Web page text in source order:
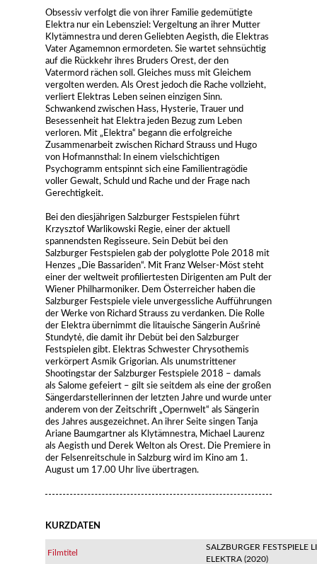
Obsessiv verfolgt die von ihrer Familie gedemütigte
Elektra nur ein Lebensziel: Vergeltung an ihrer Mutter
Klytämnestra und deren Geliebten Aegisth, die Elektras
Vater Agamemnon ermordeten. Sie wartet sehnsüchtig
auf die Rückkehr ihres Bruders Orest, der den
Vatermord rächen soll. Gleiches muss mit Gleichem
vergolten werden. Als Orest jedoch die Rache vollzieht,
verliert Elektras Leben seinen einzigen Sinn.
Schwankend zwischen Hass, Hysterie, Trauer und
Besessenheit hat Elektra jeden Bezug zum Leben
verloren. Mit „Elektra“ begann die erfolgreiche
Zusammenarbeit zwischen Richard Strauss und Hugo
von Hofmannsthal: In einem vielschichtigen
Psychogramm entspinnt sich eine Familientragödie
voller Gewalt, Schuld und Rache und der Frage nach
Gerechtigkeit.
Bei den diesjährigen Salzburger Festspielen führt
Krzysztof Warlikowski Regie, einer der aktuell
spannendsten Regisseure. Sein Debüt bei den
Salzburger Festspielen gab der polyglotte Pole 2018 mit
Henzes „Die Bassariden“. Mit Franz Welser-Möst steht
einer der weltweit profiliertesten Dirigenten am Pult der
Wiener Philharmoniker. Dem Österreicher haben die
Salzburger Festspiele viele unvergessliche Aufführungen
der Werke von Richard Strauss zu verdanken. Die Rolle
der Elektra übernimmt die litauische Sängerin Aušrinė
Stundytė, die damit ihr Debüt bei den Salzburger
Festspielen gibt. Elektras Schwester Chrysothemis
verkörpert Asmik Grigorian. Als unumstrittener
Shootingstar der Salzburger Festspiele 2018 – damals
als Salome gefeiert – gilt sie seitdem als eine der großen
Sängerdarstellerinnen der letzten Jahre und wurde unter
anderem von der Zeitschrift „Opernwelt“ als Sängerin
des Jahres ausgezeichnet. An ihrer Seite singen Tanja
Ariane Baumgartner als Klytämnestra, Michael Laurenz
als Aegisth und Derek Welton als Orest. Die Premiere in
der Felsenreitschule in Salzburg wird im Kino am 1.
August um 17.00 Uhr live übertragen.
KURZDATEN
Filmtitel
SALZBURGER FESTSPIELE
ELEKTRA (2020)